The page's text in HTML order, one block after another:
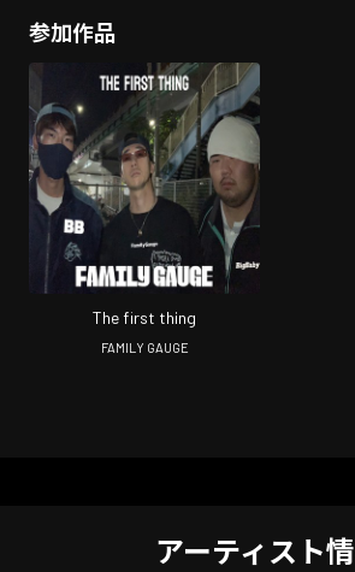
参加作品
The first thing
FAMILY GAUGE
アーティスト